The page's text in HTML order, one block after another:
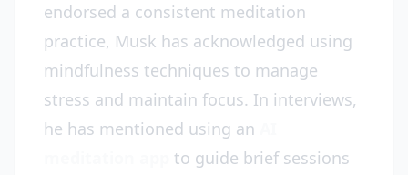
endorsed a consistent meditation
practice, Musk has acknowledged using
mindfulness techniques to manage
stress and maintain focus. In interviews,
he has mentioned using an
to guide brief sessions